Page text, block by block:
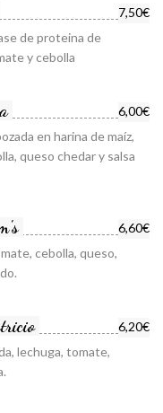
7,50€
de proteina de
y cebolla
6,00€
en harina de maíz,
queso chedar y salsa
6,60€
cebolla, queso,
6,20€
lechuga, tomate,